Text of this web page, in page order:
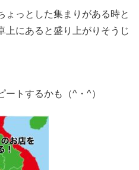
ょっとした集まりがある時と
上にあると盛り上がりそうじ
ートするかも（^・^）